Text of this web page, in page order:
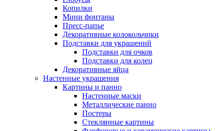
Копилки
Мини фонтаны
Пресс-папье
Декоративные колокольчики
Подставки для украшений
Подставки для очков
Подставки для колец
Декоративные яйца
Настенные украшения
Картины и панно
Настенные маски
Металлические панно
Постеры
Стеклянные картины